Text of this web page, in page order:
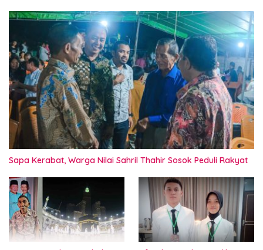
Sapa Kerabat, Warga Nilai Sahril Thahir Sosok Peduli Rakyat